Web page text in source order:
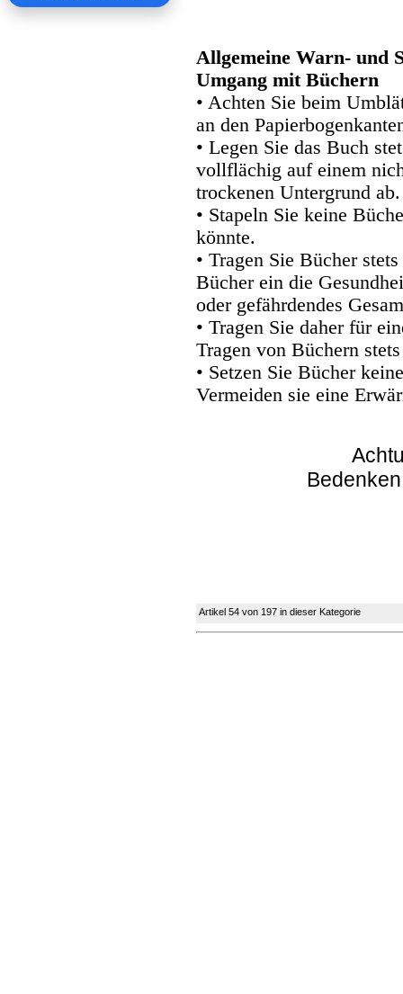
Allgemeine Warn- und
Umgang mit Büchern
• Achten Sie beim
an den
• Legen Sie das Buch
vollflächig auf einem
trockenen Untergrund ab.
• Stapeln Sie keine
könnte.
• Tragen Sie Bücher
Bücher ein die
oder gefährdendes
• Tragen Sie daher für
Tragen von Büchern
• Setzen Sie Bücher
Vermeiden sie eine
Artikel 54 von 197 in dieser Kategorie